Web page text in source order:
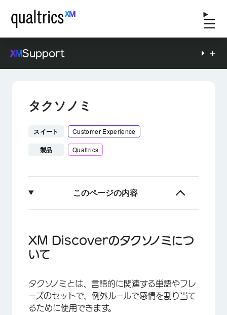
Support
タクソノミ
スイート Customer Experience
製品 Qualtrics
このページの内容
タクソノミーの表示
カスタムタクソノミーの作成
標準タクソノミーのマネージャー
タクソノミーのインポートとエクスポート
XM Discoverのタクソノミにつ
いて
タクソノミとは、言語的に関連する単語やフレ
ーズのセットで、例外ルールで感情を割り当て
るために使用できます。